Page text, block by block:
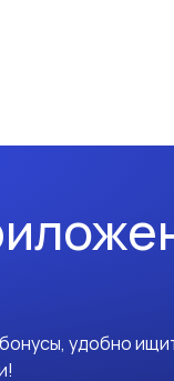
удобно